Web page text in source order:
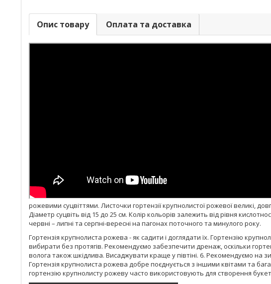
Опис товару Оплата та доставка
рожевими суцвіттями. Листочки гортензії крупнолистої рожевої великі,
Діаметр суцвіть від 15 до 25 см. Колір кольорів залежить від рівня
червні – липні та серпні-вересні на пагонах поточного та минулого року.
Гортензія крупнолиста рожева - як садити і доглядати їх. Гортензію
вибирати без протягів. Рекомендуємо забезпечити дренаж, оскільки
волога також шкідлива. Висаджувати краще у півтіні. 6. Рекомендуємо на
Гортензія крупнолиста рожева добре поєднується з іншими квітами та
гортензію крупнолисту рожеву часто використовують для створення